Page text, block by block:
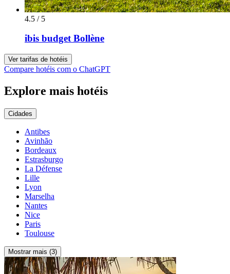
4.5 / 5
ibis budget Bollène
Ver tarifas de hotéis
Compare hotéis com o ChatGPT
Explore mais hotéis
Cidades
Antibes
Avinhão
Bordeaux
Estrasburgo
La Défense
Lille
Lyon
Marselha
Nantes
Nice
Paris
Toulouse
Mostrar mais (3)